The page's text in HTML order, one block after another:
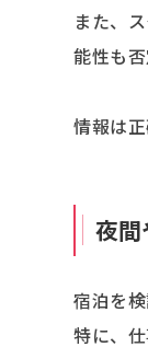
また、
能性も否
情報は
夜
宿泊を
特に、